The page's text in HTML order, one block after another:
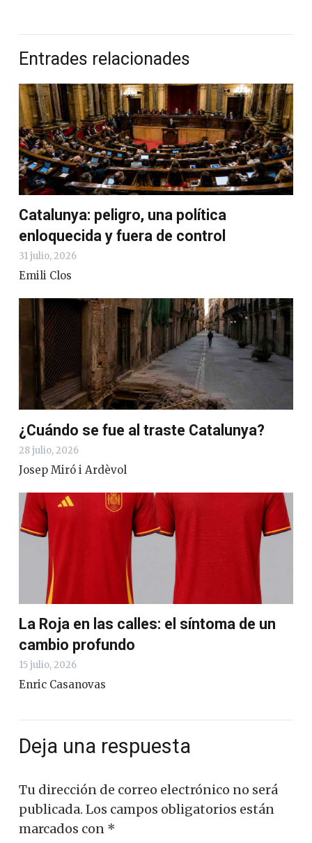
Entrades relacionades
Catalunya: peligro, una política
enloquecida y fuera de control
31 julio, 2026
Emili Clos
¿Cuándo se fue al traste Catalunya?
28 julio, 2026
Josep Miró i Ardèvol
La Roja en las calles: el síntoma de un
cambio profundo
15 julio, 2026
Enric Casanovas
Deja una respuesta
Tu dirección de correo electrónico no será
publicada. Los campos obligatorios están
marcados con *